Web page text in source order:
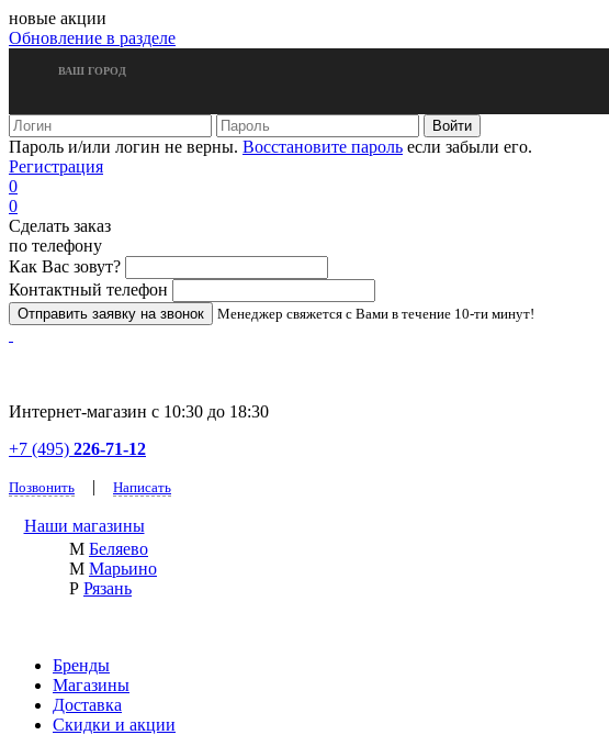
новые акции
Обновление в разделе
ВАШ ГОРОД
Пароль и/или логин не верны. Восстановите пароль если забыли его.
Регистрация
0
0
Сделать заказ
по телефону
Как Вас зовут?
Контактный телефон
Менеджер свяжется с Вами в течение 10-ти минут!
Интернет-магазин с 10:30 до 18:30
+7 (495) 226-71-12
Позвонить | Написать
Наши магазины
М Беляево
М Марьино
Р Рязань
Бренды
Магазины
Доставка
Скидки и акции